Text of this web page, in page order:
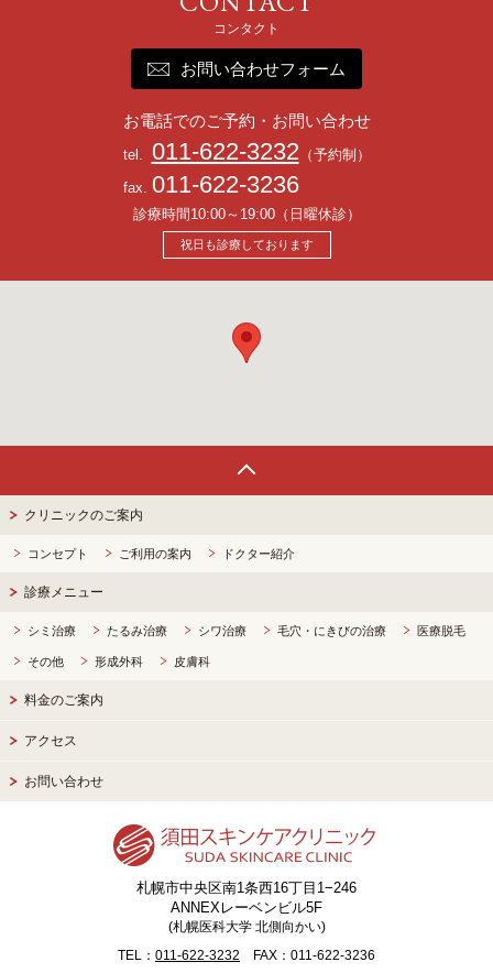
お問い合わせフォーム
お電話でのご予約・お問い合わせ
tel. 011-622-3232（予約制）
fax. 011-622-3236
診療時間10:00～19:00（日曜休診）
祝日も診療しております
クリニックのご案内
コンセプト ご利用の案内 ドクター紹介
診療メニュー
シミ治療 たるみ治療 シワ治療 毛穴・にきびの治療 医療脱毛
その他 形成外科 皮膚科
料金のご案内
アクセス
お問い合わせ
札幌市中央区南1条西16丁目1−246
ANNEXレーベンビル5F
(札幌医科大学 北側向かい)
TEL： 011-622-3232 FAX：011-622-3236